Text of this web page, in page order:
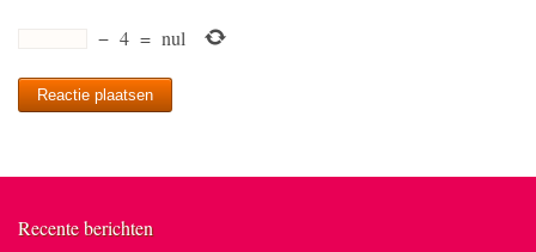
− 4 = nul
Recente berichten